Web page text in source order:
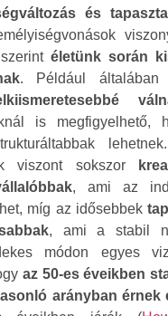
és
életünk során
. Például általában
is megfigyelhető,
viszont sokszor
, ami az
míg az idősebbek
, ami a stabil
módon egyes
az 50-es éveikben
arányban érnek